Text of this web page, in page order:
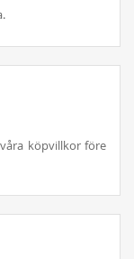
köpvillkor före